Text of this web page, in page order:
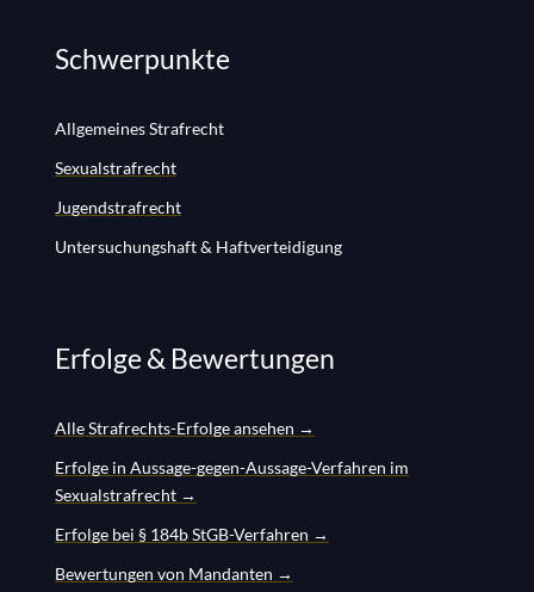
Schwerpunkte
Allgemeines Strafrecht
Sexualstrafrecht
Jugendstrafrecht
Untersuchungshaft & Haftverteidigung
Erfolge & Bewertungen
Alle Strafrechts-Erfolge ansehen →
Erfolge in Aussage-gegen-Aussage-Verfahren im
Sexualstrafrecht →
Erfolge bei § 184b StGB-Verfahren →
Bewertungen von Mandanten →